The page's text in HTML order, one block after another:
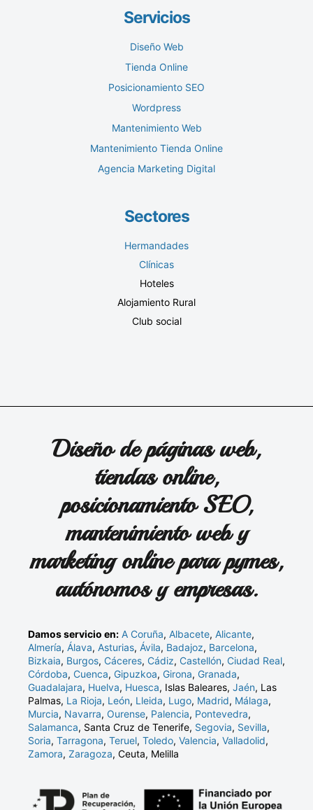
Servicios
Diseño Web
Tienda Online
Posicionamiento SEO
Wordpress
Mantenimiento Web
Mantenimiento Tienda Online
Agencia Marketing Digital
Sectores
Hermandades
Clínicas
Hoteles
Alojamiento Rural
Club social
Diseño de páginas web,
tiendas online,
posicionamiento SEO,
mantenimiento web y
marketing online para pymes,
autónomos y empresas.
Damos servicio en: A Coruña, Albacete, Alicante,
Almería, Álava, Asturias, Ávila, Badajoz, Barcelona,
Bizkaia, Burgos, Cáceres, Cádiz, Castellón, Ciudad Real,
Córdoba, Cuenca, Gipuzkoa, Girona, Granada,
Guadalajara, Huelva, Huesca, Islas Baleares, Jaén, Las
Palmas, La Rioja, León, Lleida, Lugo, Madrid, Málaga,
Murcia, Navarra, Ourense, Palencia, Pontevedra,
Salamanca, Santa Cruz de Tenerife, Segovia, Sevilla,
Soria, Tarragona, Teruel, Toledo, Valencia, Valladolid,
Zamora, Zaragoza, Ceuta, Melilla